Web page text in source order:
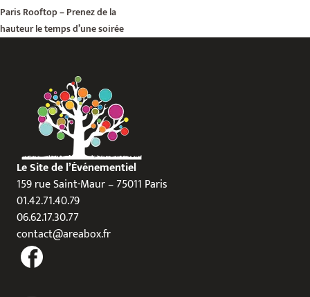
Paris Rooftop – Prenez de la
hauteur le temps d’une soirée
Le Site de l’Événementiel
159 rue Saint-Maur – 75011 Paris
01.42.71.40.79
06.62.17.30.77
contact@areabox.fr